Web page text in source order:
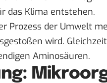
das Klima entstehen.
Prozess der Umwelt
wird.
Aminosäuren.